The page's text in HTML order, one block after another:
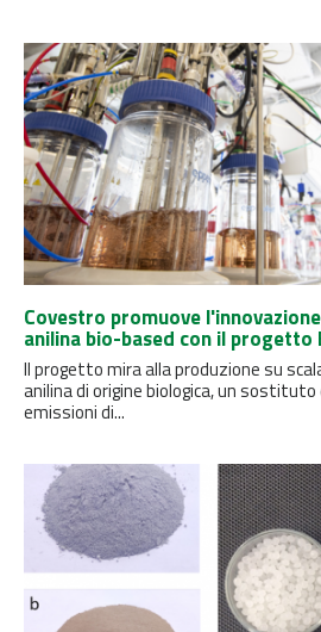
Covestro promuove
anilina bio-based con il progetto
Il progetto mira alla produzione su
anilina di origine biologica, un
emissioni di...